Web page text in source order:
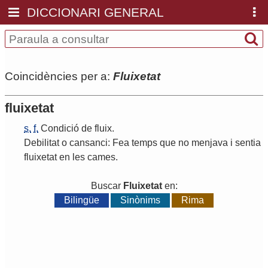
DICCIONARI GENERAL
Coincidències per a: Fluixetat
fluixetat
s. f. Condició de fluix.
Debilitat o cansanci: Fea temps que no menjava i sentia
fluixetat en les cames.
Buscar Fluixetaten:
Bilingüe
Sinònims Rima